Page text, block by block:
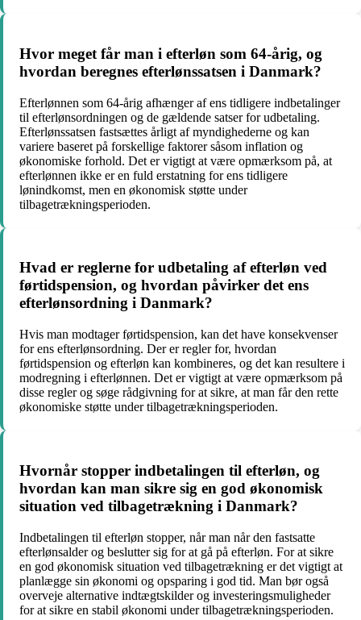
Hvor meget får man i efterløn som 64-årig, og
hvordan beregnes efterlønssatsen i Danmark?
Efterlønnen som 64-årig afhænger af ens tidligere indbetalinger
til efterlønsordningen og de gældende satser for udbetaling.
Efterlønssatsen fastsættes årligt af myndighederne og kan
variere baseret på forskellige faktorer såsom inflation og
økonomiske forhold. Det er vigtigt at være opmærksom på, at
efterlønnen ikke er en fuld erstatning for ens tidligere
lønindkomst, men en økonomisk støtte under
tilbagetrækningsperioden.
Hvad er reglerne for udbetaling af efterløn ved
førtidspension, og hvordan påvirker det ens
efterlønsordning i Danmark?
Hvis man modtager førtidspension, kan det have konsekvenser
for ens efterlønsordning. Der er regler for, hvordan
førtidspension og efterløn kan kombineres, og det kan resultere i
modregning i efterlønnen. Det er vigtigt at være opmærksom på
disse regler og søge rådgivning for at sikre, at man får den rette
økonomiske støtte under tilbagetrækningsperioden.
Hvornår stopper indbetalingen til efterløn, og
hvordan kan man sikre sig en god økonomisk
situation ved tilbagetrækning i Danmark?
Indbetalingen til efterløn stopper, når man når den fastsatte
efterlønsalder og beslutter sig for at gå på efterløn. For at sikre
en god økonomisk situation ved tilbagetrækning er det vigtigt at
planlægge sin økonomi og opsparing i god tid. Man bør også
overveje alternative indtægtskilder og investeringsmuligheder
for at sikre en stabil økonomi under tilbagetrækningsperioden.